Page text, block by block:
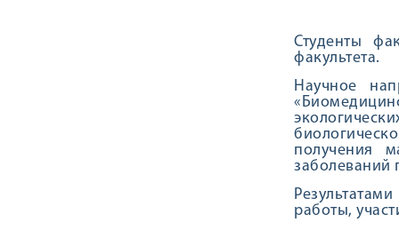
Студенты
факультета.
Научное
получения
заболеваний
работы,